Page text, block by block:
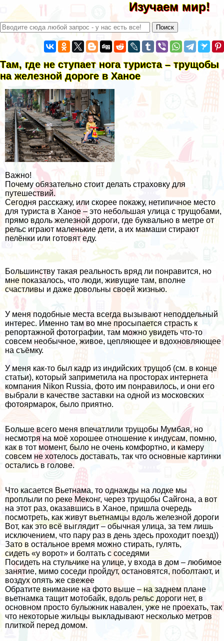
Изучаем мир!
Там, где не ступает нога туриста – трущобы
на железной дороге в Ханое
Важно!
Почему обязательно стоит делать страховку для
путешествий.
Сегодня расскажу, или скорее покажу, нетипичное место
для туриста в Ханое – это небольшая улица c трущобами,
прямо вдоль железной дороги, где буквально в метре от
рельс играют маленькие дети, а их мамаши стирают
пелёнки или готовят еду.
Большинству такая реальность вряд ли понравится, но
мне показалось, что люди, живущие там, вполне
счастливы и даже довольны своей жизнью.
У меня подобные места всегда вызывают неподдельный
интерес. Именно там во мне просыпается страсть к
репортажной фотографии, там можно увидеть что-то
совсем необычное, живое, цепляющее и вдохновляющее
на съёмку.
У меня как-то был кадр из индийских трущоб (см. в конце
статьи), который заприметила на просторах интернета
компания Nikon Russia, фото им понравилось, и они его
выбрали в качестве заставки на одной из московских
фотоярмарок, было приятно.
Больше всего меня впечатлили трущобы Мумбая, но
несмотря на моё хорошее отношение к индусам, помню,
как в тот момент, было не очень комфортно, и камеру
совсем не хотелось доставать, так что основные картинки
остались в голове.
Что касается Вьетнама, то однажды на лодке мы
проплыли по реке Меконг, через трущобы Сайгона, а вот
на этот раз, оказавшись в Ханое, пришла очередь
посмотреть, как живут вьетнамцы вдоль железной дороги
Вот, как это всё выглядит – обычная улица, за тем лишь
исключением, что пару раз в день здесь проходит поезд))
Зато в остальное время можно стирать, гулять,
сидеть «у ворот» и болтать с соседями
Посидеть на стульчике на улице, у входа в дом – любимое
занятие, мимо соседи пройдут, остановятся, поболтают, и
воздух опять же свежее
Обратите внимание на фото выше – на заднем плане
вьетнамка тащит мотобайк, вдоль рельс дороги нет, в
основном просто булыжник навален, уже не проехать, так
что некоторые жильцы выкладывают несколько метров
плиткой перед домом.